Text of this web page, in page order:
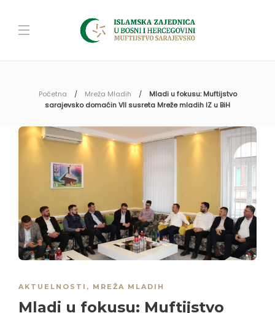
Početna Mreža Mladih
Mladi u fokusu: Muftijstvo
sarajevsko domaćin VII susreta Mreže mladih IZ u BiH
AKTUELNOSTI , MREŽA MLADIH
Mladi u fokusu: Muftijstvo